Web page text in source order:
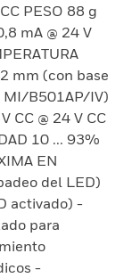
PESO 88 g
mA @ 24 V
mm (con base
MI/B501AP/IV)
CC @ 24 V CC
10 ... 93%
EN
del LED)
activado) -
para
-